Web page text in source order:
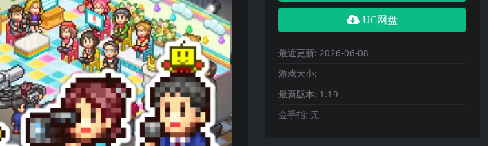
UC网盘
最近更新: 2026-06-08
游戏大小:
最新版本: 1.19
金手指: 无